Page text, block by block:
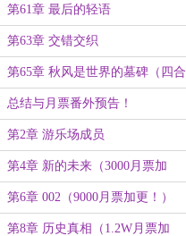
第61章 最后的轻语
第63章 交错交织
第65章 秋风是世界的墓碑（四合
一，求月票）
总结与月票番外预告！
第2章 游乐场成员
第4章 新的未来（3000月票加
更！）
第6章 002（9000月票加更！）
第8章 历史真相（1.2W月票加